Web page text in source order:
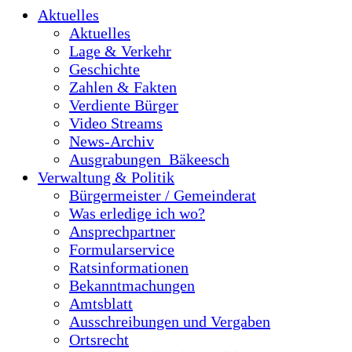
Aktuelles
Aktuelles
Lage & Verkehr
Geschichte
Zahlen & Fakten
Verdiente Bürger
Video Streams
News-Archiv
Ausgrabungen_Bäkeesch
Verwaltung & Politik
Bürgermeister / Gemeinderat
Was erledige ich wo?
Ansprechpartner
Formularservice
Ratsinformationen
Bekanntmachungen
Amtsblatt
Ausschreibungen und Vergaben
Ortsrecht